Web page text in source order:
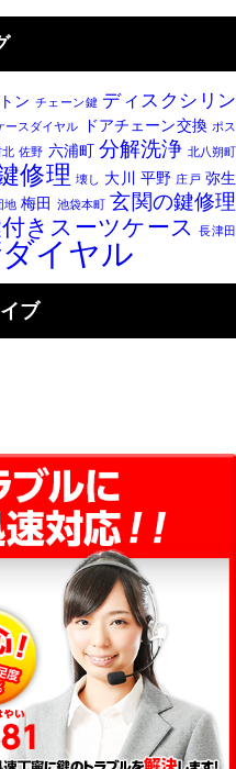
ン チェーン鍵 ディスクシリン
ースダイヤル ドアチェーン交換 ポス
北 佐野 六浦町 分解洗浄 北八朔町
修理 壊し 大川 平野 庄戸 弥生
地 梅田 池袋本町 玄関の鍵修理
きスーツケース 長津田
ダイヤル
ブ